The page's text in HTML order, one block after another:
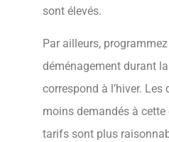
sont élevés.
Par ailleurs,
déménagement durant la
correspond à l’hiver.
moins demandés à cette
tarifs sont plus